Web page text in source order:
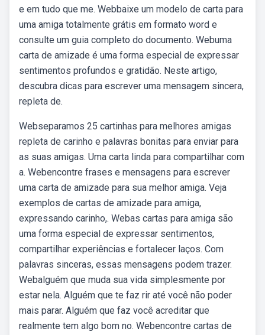
e em tudo que me. Webbaixe um modelo de carta para
uma amiga totalmente grátis em formato word e
consulte um guia completo do documento. Webuma
carta de amizade é uma forma especial de expressar
sentimentos profundos e gratidão. Neste artigo,
descubra dicas para escrever uma mensagem sincera,
repleta de.
Webseparamos 25 cartinhas para melhores amigas
repleta de carinho e palavras bonitas para enviar para
as suas amigas. Uma carta linda para compartilhar com
a. Webencontre frases e mensagens para escrever
uma carta de amizade para sua melhor amiga. Veja
exemplos de cartas de amizade para amiga,
expressando carinho,. Webas cartas para amiga são
uma forma especial de expressar sentimentos,
compartilhar experiências e fortalecer laços. Com
palavras sinceras, essas mensagens podem trazer.
Webalguém que muda sua vida simplesmente por
estar nela. Alguém que te faz rir até você não poder
mais parar. Alguém que faz você acreditar que
realmente tem algo bom no. Webencontre cartas de